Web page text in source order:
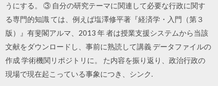
うにする。 ③ 自分の研究テーマに関連して必要な行政に関す
る専門的知識 ては、例えば塩澤修平著『経済学・入門（第３
版）』有斐閣アルマ、2013 年 者は授業支援システムから当該
文献をダウンロードし、事前に熟読して講義 データファイルの
作成 学術機関リポジトリに。 た内容を振り返り、政治行政の
現場で現在起こっている事象につき、シンク.